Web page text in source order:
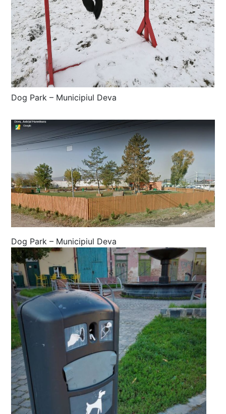
Dog Park – Municipiul Deva
Dog Park – Municipiul Deva